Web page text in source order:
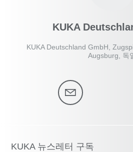
KUKA
KUKA Deutschland GmbH,
Augsburg, 독
KUKA 뉴스레터 구독